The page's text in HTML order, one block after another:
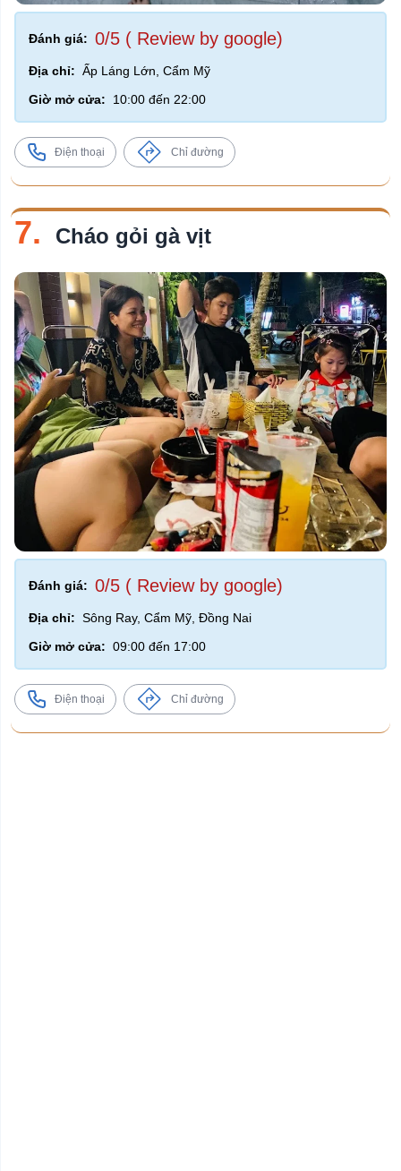
Đánh giá: 0/5 ( Review by google)
Địa chỉ: Ấp Láng Lớn, Cẩm Mỹ
Giờ mở cửa:
10:00 đến 22:00
Điện thoại Chỉ đường
7. Cháo gỏi gà vịt
Đánh giá: 0/5 ( Review by google)
Địa chỉ: Sông Ray, Cẩm Mỹ, Đồng Nai
Giờ mở cửa: 09:00 đến 17:00
Điện thoại Chỉ đường